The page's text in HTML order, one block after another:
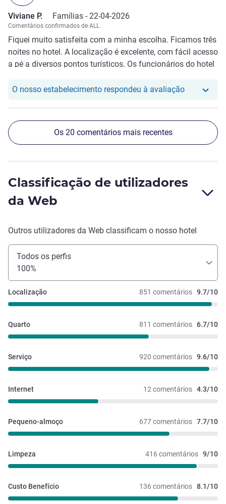
Viviane P. Famílias - 22-04-2026
Comentários confirmados de ALL
Fiquei muito satisfeita com a minha escolha. Ficamos três
noites no hotel. A localização é excelente, com fácil acesso
a pé a diversos pontos turísticos. Os funcionários do hotel
Café da manhã muito bom, com itens de ótima qualidade.
O nosso estabelecimento respondeu à avaliaçãoO nosso
Os 20 comentários mais recentes
Classificação de utilizadores
da Web
Outros utilizadores da Web classificam o nosso hotel
Todos os perfis
100%
851 comentários 9.7/10
Localização
811 comentários 6.7/10
Quarto
920 comentários 9.6/10
Serviço
12 comentários 4.3/10
Internet
677 comentários 7.7/10
Pequeno-almoço
416 comentários 9/10
Limpeza
136 comentários 8.1/10
Custo Benefício